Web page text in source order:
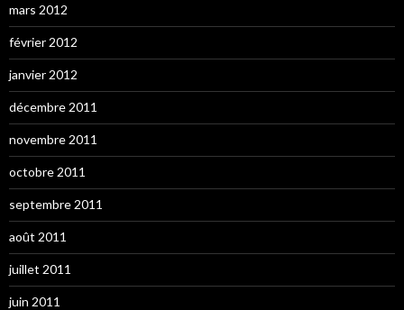
mars 2012
février 2012
janvier 2012
décembre 2011
novembre 2011
octobre 2011
septembre 2011
août 2011
juillet 2011
juin 2011